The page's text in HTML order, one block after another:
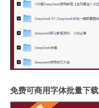
免费可商用字体批量下载